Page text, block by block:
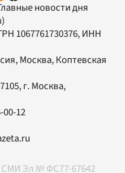
новости дня
1067761730376, ИНН
Москва, Коптевская
, г. Москва,
00-12
СМИ Эл № ФС77-67642